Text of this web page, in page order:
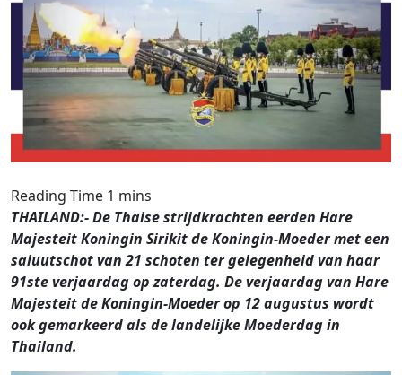
THAILAND:- De Thaise strijdkrachten eerden Hare
Majesteit Koningin Sirikit de Koningin-Moeder met een
saluutschot van 21 schoten ter gelegenheid van haar
91ste verjaardag op zaterdag. De verjaardag van Hare
Majesteit de Koningin-Moeder op 12 augustus wordt
ook gemarkeerd als de landelijke Moederdag in
Thailand.